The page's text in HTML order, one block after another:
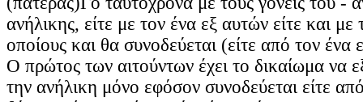
ανήλικης, είτε με τον ένα εξ αυτών είτε και
οποίους και θα συνοδεύεται (είτε από τον ένα
Ο πρώτος των αιτούντων έχει το δικαίωμα να
την ανήλικη μόνο εφόσον συνοδεύεται είτε